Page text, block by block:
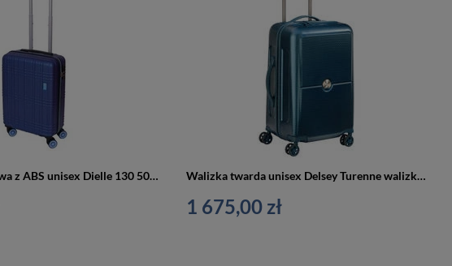
Walizka kabinowa z ABS unisex Dielle 130 50 BL mała podróżna na 4 kółkach granatowa Walizka twarda unisex Delsey Turenne walizka kabinowa mała 55 cm granatowa
1 675,00 zł